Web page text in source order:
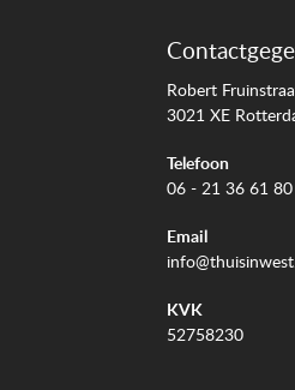
Robert
3021 XE
Telefoon
06 - 21 36 61 80
Email
KVK
52758230